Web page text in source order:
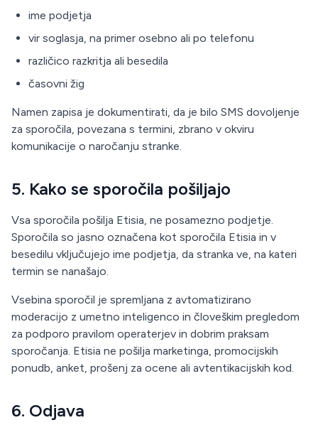
ime podjetja
vir soglasja, na primer osebno ali po telefonu
različico razkritja ali besedila
časovni žig
Namen zapisa je dokumentirati, da je bilo SMS dovoljenje
za sporočila, povezana s termini, zbrano v okviru
komunikacije o naročanju stranke.
5. Kako se sporočila pošiljajo
Vsa sporočila pošilja Etisia, ne posamezno podjetje.
Sporočila so jasno označena kot sporočila Etisia in v
besedilu vključujejo ime podjetja, da stranka ve, na kateri
termin se nanašajo.
Vsebina sporočil je spremljana z avtomatizirano
moderacijo z umetno inteligenco in človeškim pregledom
za podporo pravilom operaterjev in dobrim praksam
sporočanja. Etisia ne pošilja marketinga, promocijskih
ponudb, anket, prošenj za ocene ali avtentikacijskih kod.
6. Odjava